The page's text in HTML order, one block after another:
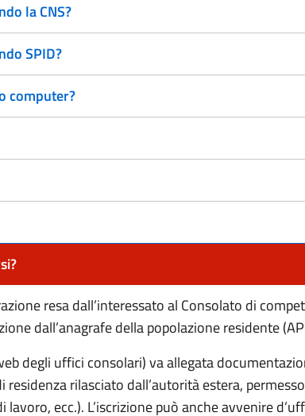
la CNS?
SPID?
computer?
resa dall’interessato al Consolato di
dall’anagrafe della popolazione residente
degli uffici consolari) va allegata
rilasciato dall’autorità estera,
ecc.). L’iscrizione può anche avvenire